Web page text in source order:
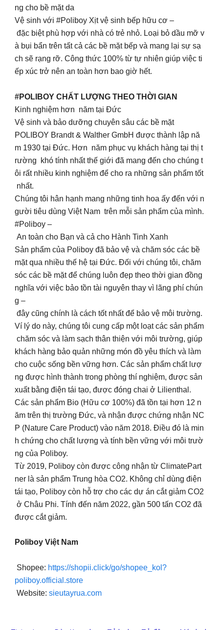
ng cho bề mặt da
Vệ sinh với #Poliboy Xịt vệ sinh bếp hữu cơ –
đặc biệt phù hợp với nhà có trẻ nhỏ. Loại bỏ dầu mỡ v
à bụi bẩn trên tất cả các bề mặt bếp và mang lại sự sạ
ch sẽ rạng rỡ. Công thức 100% từ tự nhiên giúp việc ti
ếp xúc trở nên an toàn hơn bao giờ hết.
#POLIBOY CHẤT LƯỢNG THEO THỜI GIAN
Kinh nghiệm hơn năm tại Đức
Vệ sinh và bảo dưỡng chuyên sâu các bề mặt
POLIBOY Brandt & Walther GmbH được thành lập nă
m 1930 tại Đức. Hơn năm phục vụ khách hàng tại thị t
rường khó tính nhất thế giới đã mang đến cho chúng t
ôi rất nhiều kinh nghiệm để cho ra những sản phẩm tốt
nhất.
Chúng tôi hân hạnh mang những tinh hoa ấy đến với n
gười tiêu dùng Việt Nam trên mỗi sản phẩm của mình.
#Poliboy –
An toàn cho Bạn và cả cho Hành Tinh Xanh
Sản phẩm của Poliboy đã bảo vệ và chăm sóc các bề
mặt qua nhiều thế hệ tại Đức. Đối với chúng tôi, chăm
sóc các bề mặt để chúng luôn đẹp theo thời gian đồng
nghĩa với việc bảo tồn tài nguyên thay vì lãng phí chún
g –
đây cũng chính là cách tốt nhất để bảo vệ môi trường.
Ví lý do này, chúng tôi cung cấp một loạt các sản phẩm
chăm sóc và làm sạch thân thiện với môi trường, giúp
khách hàng bảo quản những món đồ yêu thích và làm
cho cuộc sống bền vững hơn. Các sản phẩm chất lượ
ng được hình thành trong phòng thí nghiệm, được sản
xuất bằng điện tái tạo, được đóng chai ở Lilienthal.
Các sản phẩm Bio (Hữu cơ 100%) đã tồn tại hơn 12 n
ăm trên thị trường Đức, và nhận được chứng nhận NC
P (Nature Care Product) vào năm 2018. Điều đó là min
h chứng cho chất lượng và tính bền vững với môi trườ
ng của Poliboy.
Từ 2019, Poliboy còn được công nhận từ ClimatePart
ner là sản phẩm Trung hòa CO2. Không chỉ dùng điện
tái tạo, Poliboy còn hỗ trợ cho các dự án cắt giảm CO2
ở Châu Phi. Tính đến năm 2022, gần 500 tấn CO2 đã
được cắt giảm.
Poliboy Việt Nam
Shopee: https://shopii.click/go/shopee_kol?
poliboy.official.store
Website: sieutayrua.com